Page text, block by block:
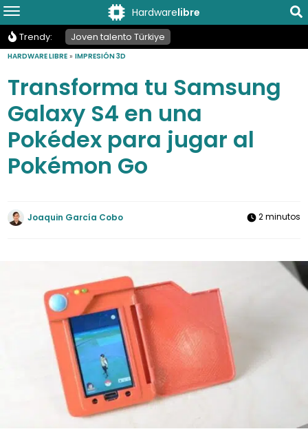
Hardwarelibre
Trendy: Joven talento Türkiye
HARDWARE LIBRE »IMPRESIÓN 3D
Transforma tu Samsung
Galaxy S4 en una
Pokédex para jugar al
Pokémon Go
Joaquin García Cobo 2 minutos